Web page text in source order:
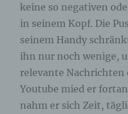
keine so negativen
in seinem Kopf. Die
seinem Handy
ihn nur noch wenige,
relevante Nachrichten
Youtube mied er
nahm er sich Zeit,
Daten auf Wunsch oder
Person, soweit dem
Gesamtheit der
Verantwortlichen stehen
diesem
Verfügung.
Kontaktmöglichkeit